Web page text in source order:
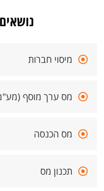
מיסוי חברות
מס ערך מוסף
מס הכנסה
תכנון מס